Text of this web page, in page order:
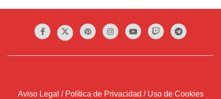
Aviso Legal / Política de Privacidad / Uso de Cookies